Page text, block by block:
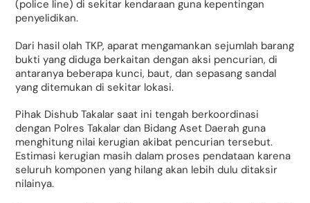
(police line) di sekitar kendaraan guna kepentingan
penyelidikan.
Dari hasil olah TKP, aparat mengamankan sejumlah barang
bukti yang diduga berkaitan dengan aksi pencurian, di
antaranya beberapa kunci, baut, dan sepasang sandal
yang ditemukan di sekitar lokasi.
Pihak Dishub Takalar saat ini tengah berkoordinasi
dengan Polres Takalar dan Bidang Aset Daerah guna
menghitung nilai kerugian akibat pencurian tersebut.
Estimasi kerugian masih dalam proses pendataan karena
seluruh komponen yang hilang akan lebih dulu ditaksir
nilainya.